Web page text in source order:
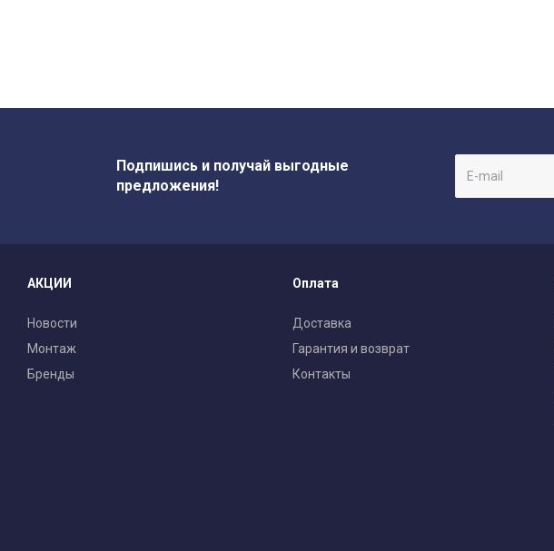
Подпишись и получай выгодные
предложения!
АКЦИИ
Новости
Монтаж
Бренды
Оплата
Доставка
Гарантия и возврат
Контакты